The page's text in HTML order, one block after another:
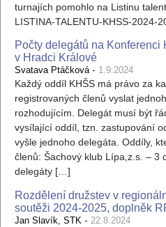
turnajích pomohlo na Listinu
LISTINA-TALENTU-KHSS-
Počty delegátů na
v Hradci Králové
Svatava Ptáčková- 1.9.2024
Každý oddíl KHŠS má právo za
registrovaných členů vyslat
rozhodujícím. Delegát musí být
vysílající oddíl, tzn. zastupování
vyšle jednoho delegáta. Oddíly,
členů: Šachový klub Lípa,z.s. – 3
delegáty […]
Rozdělení družstev v
soutěži 2024-2025, doplněk
Jan Slavík, STK - 22.8.2024